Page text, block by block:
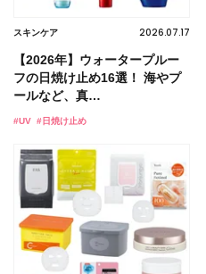
スキンケア 2026.07.17
【2026年】ウォータープルー
フの日焼け止め16選！ 海やプ
ールなど、真…
#UV #日焼け止め